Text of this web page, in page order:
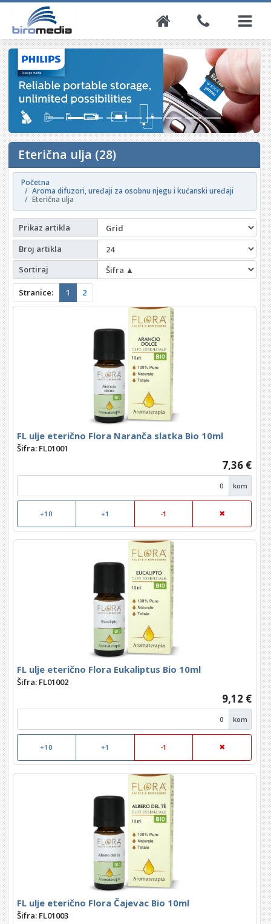
Eterična ulja (28)
Početna
Aroma difuzori, uređaji za osobnu njegu i kućanski uređaji
Eterična ulja
Prikaz artikla
Broj artikla
Sortiraj
Stranice: 1 2
FL ulje eterično Flora Naranča slatka Bio 10ml
Šifra: FL01001
7,36 €
kom
+10 +1 -1
FL ulje eterično Flora Eukaliptus Bio 10ml
Šifra: FL01002
9,12 €
kom
+10 +1 -1
FL ulje eterično Flora Čajevac Bio 10ml
Šifra: FL01003